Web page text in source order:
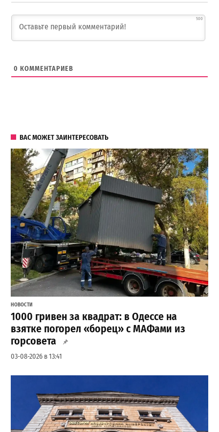
500
0 КОММЕНТАРИЕВ
ВАС МОЖЕТ ЗАИНТЕРЕСОВАТЬ
НОВОСТИ
1000 гривен за квадрат: в Одессе на
взятке погорел «борец» с МАФами из
горсовета
03-08-2026 в 13:41